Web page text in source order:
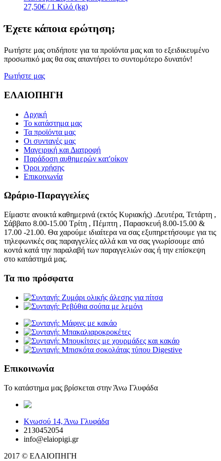
27,50€ / 1 Κιλό (kg)
Έχετε κάποια ερώτηση;
Ρωτήστε μας οτιδήποτε για τα προϊόντα μας και το εξειδικευμένο
προσωπικό μας θα σας απαντήσει το συντομότερο δυνατόν!
Ρωτήστε μας
ΕΛΑΙΟΠΗΓΗ
Αρχική
Το κατάστημα μας
Τα προϊόντα μας
Οι συνταγές μας
Μαγειρική και Διατροφή
Παράδοση αυθημερών κατ'οίκον
Όροι χρήσης
Επικοινωνία
Ωράριο-Παραγγελίες
Είμαστε ανοικτά καθημερινά (εκτός Κυριακής) .Δευτέρα, Τετάρτη ,
Σάββατο 8.00-15.00 Τρίτη , Πέμπτη , Παρασκευή 8.00-15.00 &
17.00 -21.00. Θα χαρούμε ιδιαίτερα να σας εξυπηρετήσουμε για τις
τηλεφωνικές σας παραγγελίες αλλά και να σας γνωρίσουμε από
κοντά κατά την παραλαβή των παραγγελιών σας ή την επίσκεψη
στο κατάστημά μας.
Τα πιο πρόσφατα
Επικοινωνία
Το κατάστημα μας βρίσκεται στην Άνω Γλυφάδα
Κνωσού 14, Άνω Γλυφάδα
2130452054
info@elaiopigi.gr
2017 © ΕΛΑΙΟΠΗΓΗ